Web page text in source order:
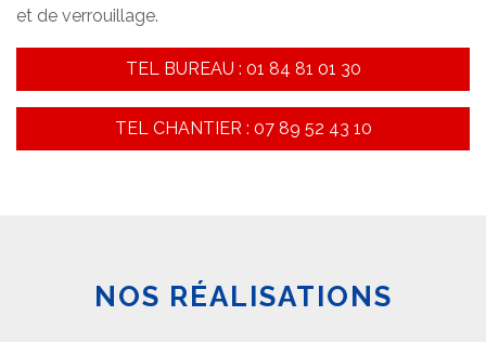
et de verrouillage.
TEL BUREAU : 01 84 81 01 30
TEL CHANTIER : 07 89 52 43 10
NOS RÉALISATIONS